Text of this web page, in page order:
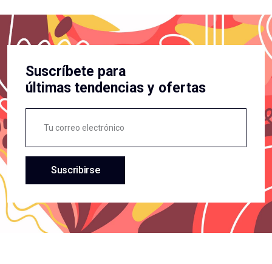
Suscríbete para
últimas tendencias y ofertas
Suscribirse